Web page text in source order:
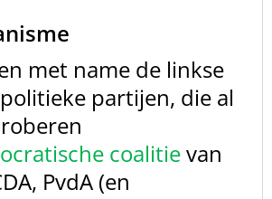
met name de linkse
partijen, die al
coalitievan
PvdA (en